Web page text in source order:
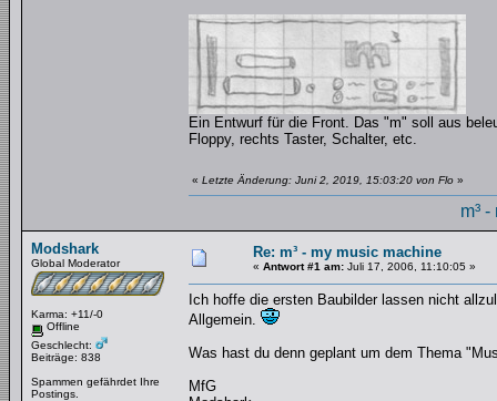
Ein Entwurf für die Front. Das "m" soll aus
Floppy, rechts Taster, Schalter, etc.
« Letzte Änderung: Juni 2, 2019, 15:03:20 von Flo »
m³
Modshark
Global Moderator
Karma: +11/-0
Offline
Geschlecht:
Beiträge: 838
Spammen gefährdet Ihre
Postings.
Re: m³ - my music machine
« Antwort #1 am: Juli 17, 2006, 11:10:05 »
Ich hoffe die ersten Baubilder lassen nicht
Allgemein.
Was hast du denn geplant um dem Thema
MfG